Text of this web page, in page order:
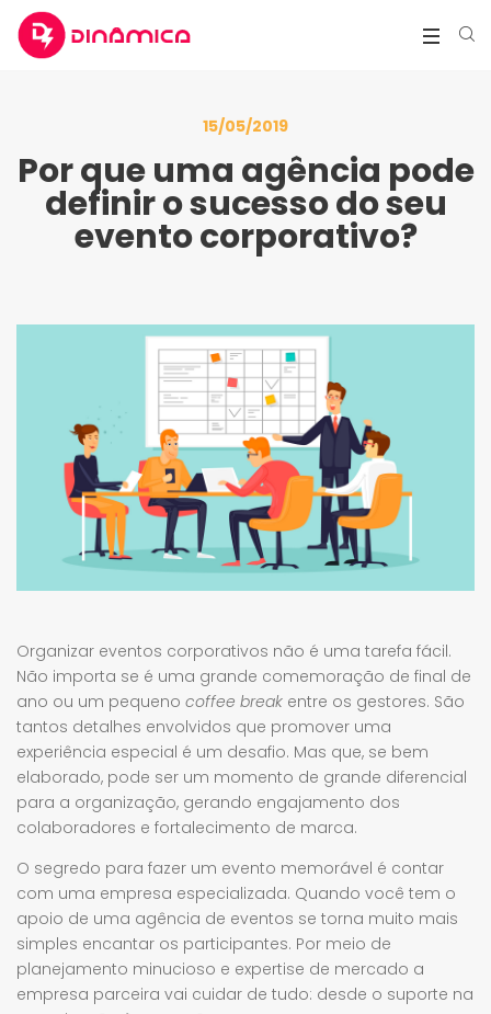
15/05/2019
Por que uma agência pode
definir o sucesso do seu
evento corporativo?
Organizar eventos corporativos não é uma tarefa fácil.
Não importa se é uma grande comemoração de final de
ano ou um pequeno coffee break entre os gestores. São
tantos detalhes envolvidos que promover uma
experiência especial é um desafio. Mas que, se bem
elaborado, pode ser um momento de grande diferencial
para a organização, gerando engajamento dos
colaboradores e fortalecimento de marca.
O segredo para fazer um evento memorável é contar
com uma empresa especializada. Quando você tem o
apoio de uma agência de eventos se torna muito mais
simples encantar os participantes. Por meio de
planejamento minucioso e expertise de mercado a
empresa parceira vai cuidar de tudo: desde o suporte na